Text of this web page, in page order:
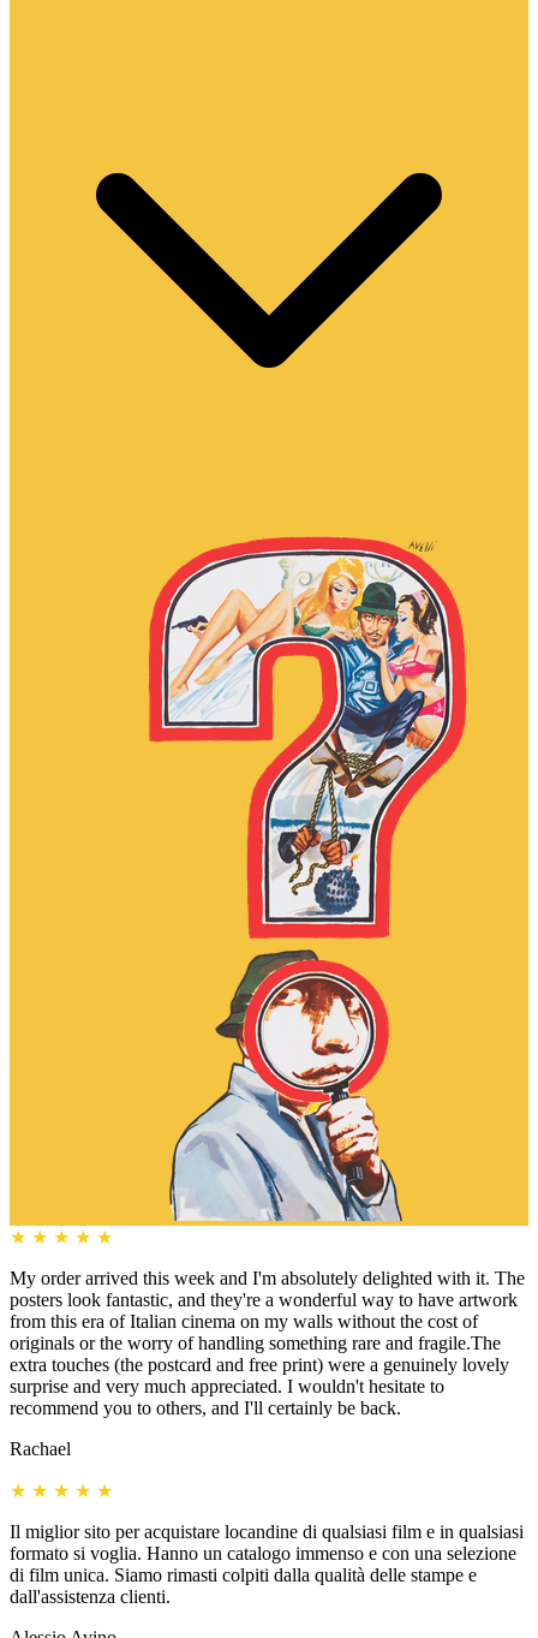
★ ★ ★ ★ ★
My order arrived this week and I'm absolutely delighted with it. The
posters look fantastic, and they're a wonderful way to have artwork
from this era of Italian cinema on my walls without the cost of
originals or the worry of handling something rare and fragile.The
extra touches (the postcard and free print) were a genuinely lovely
surprise and very much appreciated. I wouldn't hesitate to
recommend you to others, and I'll certainly be back.
Rachael
★ ★ ★ ★ ★
Il miglior sito per acquistare locandine di qualsiasi film e in qualsiasi
formato si voglia. Hanno un catalogo immenso e con una selezione
di film unica. Siamo rimasti colpiti dalla qualità delle stampe e
dall'assistenza clienti.